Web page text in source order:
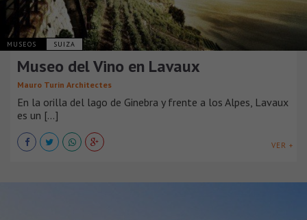
MUSEOS SUIZA
Museo del Vino en Lavaux
Mauro Turin Architectes
En la orilla del lago de Ginebra y frente a los Alpes, Lavaux
es un [...]
VER +